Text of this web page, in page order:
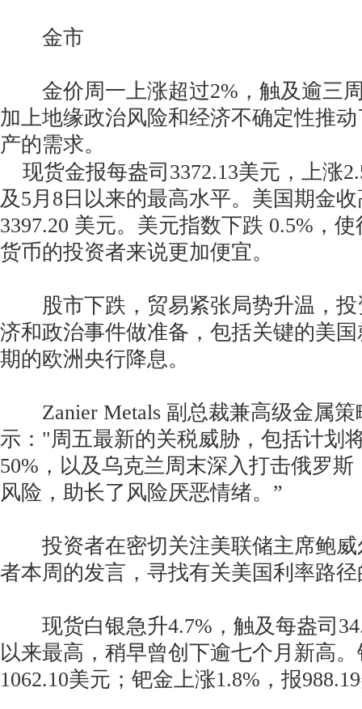
金市
金价周一上涨超过2%，触及逾三
加上地缘政治风险和经济不确定性推
产的需求。
现货金报每盎司3372.13美元，上涨
及5月8日以来的最高水平。美国期金
3397.20 美元。美元指数下跌 0.5%，
货币的投资者来说更加便宜。
股市下跌，贸易紧张局势升温，投
济和政治事件做准备，包括关键的美
期的欧洲央行降息。
Zanier Metals 副总裁兼高级金属策
示："周五最新的关税威胁，包括计划
50%，以及乌克兰周末深入打击俄罗
风险，助长了风险厌恶情绪。”
投资者在密切关注美联储主席鲍威
者本周的发言，寻找有关美国利率路
现货白银急升4.7%，触及每盎司
以来最高，稍早曾创下逾七个月新高
1062.10美元；钯金上涨1.8%，报